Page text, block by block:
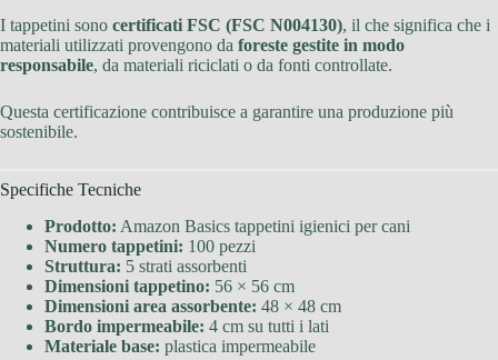
I tappetini sono certificati FSC (FSC N004130), il che significa che i
materiali utilizzati provengono da foreste gestite in modo
responsabile, da materiali riciclati o da fonti controllate.
Questa certificazione contribuisce a garantire una produzione più
sostenibile.
Specifiche Tecniche
Prodotto: Amazon Basics tappetini igienici per cani
Numero tappetini: 100 pezzi
Struttura: 5 strati assorbenti
Dimensioni tappetino: 56 × 56 cm
Dimensioni area assorbente: 48 × 48 cm
Bordo impermeabile: 4 cm su tutti i lati
Materiale base: plastica impermeabile